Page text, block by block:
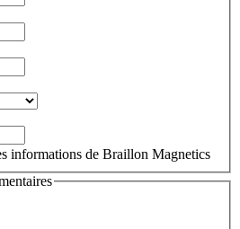
informations de Braillon Magnetics